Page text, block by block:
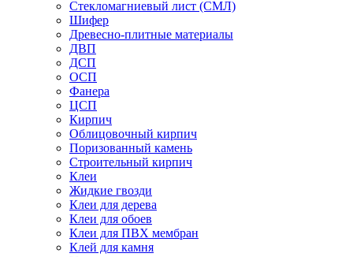
Стекломагниевый лист (СМЛ)
Шифер
Древесно-плитные материалы
ДВП
ДСП
ОСП
Фанера
ЦСП
Кирпич
Облицовочный кирпич
Поризованный камень
Строительный кирпич
Клеи
Жидкие гвозди
Клеи для дерева
Клеи для обоев
Клеи для ПВХ мембран
Клей для камня